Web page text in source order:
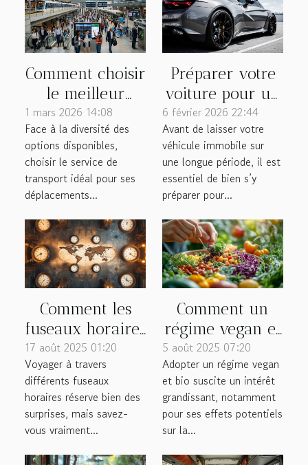
Comment choisir
le meilleur
service de
transport pour
vos
déplacements
quotidiens ?
1 mars 2026 14:08
Face à la diversité des
options disponibles,
choisir le service de
transport idéal pour ses
déplacements...
Préparer votre
voiture pour un
stationnement
longue durée
6 février 2026 22:44
Avant de laisser votre
véhicule immobile sur
une longue période, il est
essentiel de bien s’y
préparer pour...
Comment les
fuseaux horaires
influencent-ils
votre expérience
de voyage ?
17 août 2025 01:20
Voyager à travers
différents fuseaux
horaires réserve bien des
surprises, mais savez-
vous vraiment...
Comment un
régime vegan et
bio influence-t-
il votre santé ?
5 août 2025 07:20
Adopter un régime vegan
et bio suscite un intérêt
grandissant, notamment
pour ses effets potentiels
sur la...